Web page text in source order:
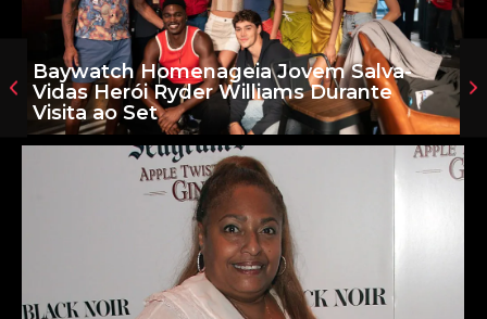
Baywatch Homenageia Jovem Salva-
Vidas Herói Ryder Williams Durante
Visita ao Set